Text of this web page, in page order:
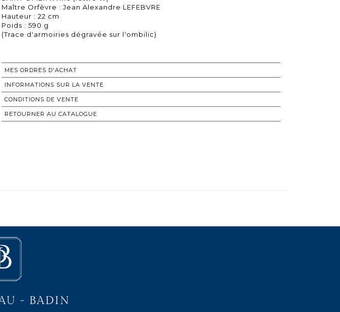
Maître Orfèvre : Jean Alexandre LEFEBVRE
Hauteur : 22 cm
Poids : 590 g
(Trace d'armoiries dégravée sur l'ombilic)
MES ORDRES D'ACHAT
INFORMATIONS SUR LA VENTE
CONDITIONS DE VENTE
RETOURNER AU CATALOGUE